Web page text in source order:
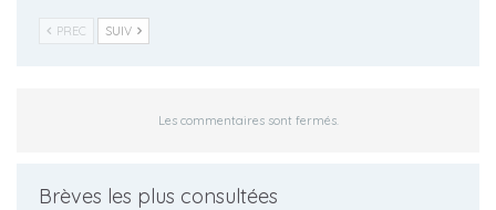
PREC SUIV
Les commentaires sont fermés.
Brèves les plus consultées